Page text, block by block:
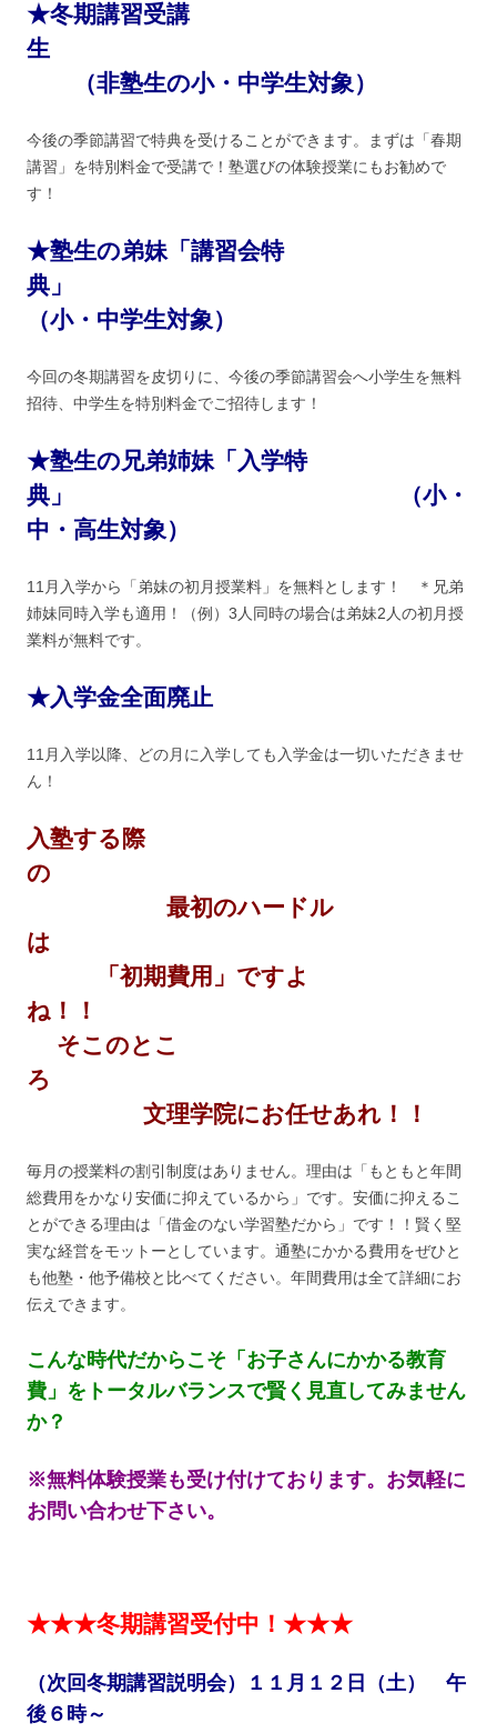
★冬期講習受講
生
（非塾生の小・中学生対象）
今後の季節講習で特典を受けることができます。まずは「春期
講習」を特別料金で受講で！塾選びの体験授業にもお勧めで
す！
★塾生の弟妹「講習会特
典」
（小・中学生対象）
今回の冬期講習を皮切りに、今後の季節講習会へ小学生を無料
招待、中学生を特別料金でご招待します！
★塾生の兄弟姉妹「入学特
典」 （小・
中・高生対象）
11月入学から「弟妹の初月授業料」を無料とします！ ＊兄弟
姉妹同時入学も適用！（例）3人同時の場合は弟妹2人の初月授
業料が無料です。
★入学金全面廃止
11月入学以降、どの月に入学しても入学金は一切いただきませ
ん！
入塾する際
の
最初のハードル
は
「初期費用」ですよ
ね！！
そこのとこ
ろ
文理学院にお任せあれ！！
毎月の授業料の割引制度はありません。理由は「もともと年間
総費用をかなり安価に抑えているから」です。安価に抑えるこ
とができる理由は「借金のない学習塾だから」です！！賢く堅
実な経営をモットーとしています。通塾にかかる費用をぜひと
も他塾・他予備校と比べてください。年間費用は全て詳細にお
伝えできます。
こんな時代だからこそ「お子さんにかかる教育
費」をトータルバランスで賢く見直してみません
か？
※無料体験授業も受け付けております。お気軽に
お問い合わせ下さい。
★★★冬期講習受付中！★★★
（次回冬期講習説明会）１１月１２日（土） 午
後６時～